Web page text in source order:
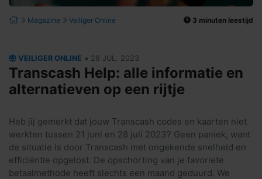
Magazine Veiliger Online 3 minuten leestijd
VEILIGER ONLINE • 28 JUL. 2023
Transcash Help: alle informatie en
alternatieven op een rijtje
Heb jij gemerkt dat jouw Transcash codes en kaarten niet
werkten tussen 21 juni en 28 juli 2023? Geen paniek, want
de situatie is door Transcash met ongekende snelheid en
efficiëntie opgelost. De opschorting van je favoriete
betaalmethode heeft slechts een maand geduurd. We